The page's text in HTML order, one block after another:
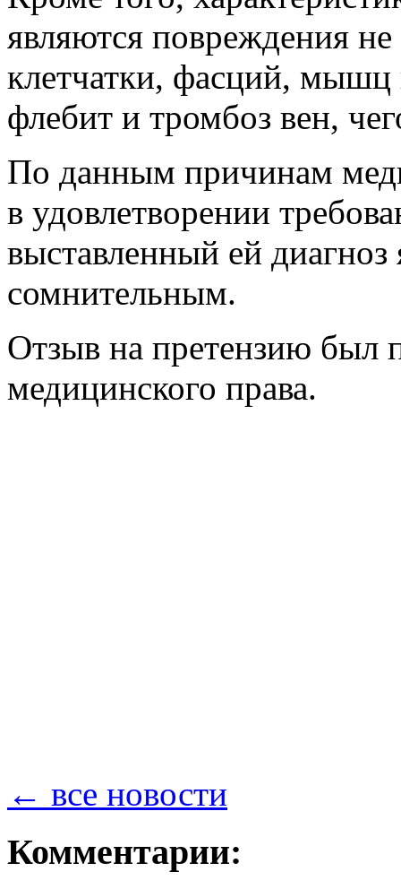
являются повреждения
клетчатки, фасций, мышц
флебит и тромбоз вен,
По данным причинам
в удовлетворении
выставленный ей диагноз
сомнительным.
Отзыв на претензию был
медицинского права.
← все новости
Комментарии: